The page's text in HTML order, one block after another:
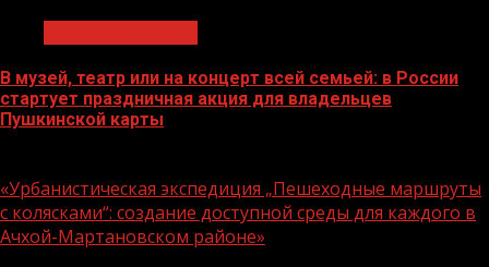
В музей, театр или на концерт всей семьей: в России
стартует праздничная акция для владельцев
Пушкинской карты
«Урбанистическая экспедиция „Пешеходные маршруты
с колясками“: создание доступной среды для каждого в
Ачхой-Мартановском районе»